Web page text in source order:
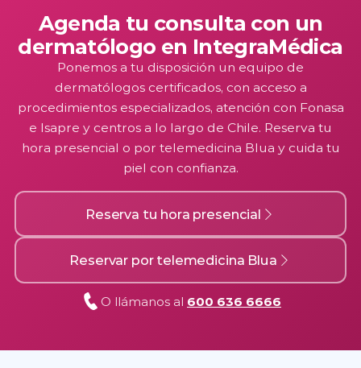
complementarios o un procedimiento
dermatológico, te orientará sobre los pasos a
seguir.
Agenda tu consulta con un
dermatólogo en IntegraMédica
Ponemos a tu disposición un equipo de
dermatólogos certificados, con acceso a
procedimientos especializados, atención con Fonasa
e Isapre y centros a lo largo de Chile. Reserva tu
hora presencial o por telemedicina Blua y cuida tu
piel con confianza.
Reserva tu hora presencial
Reservar por telemedicina Blua
O llámanos al 600 636 6666